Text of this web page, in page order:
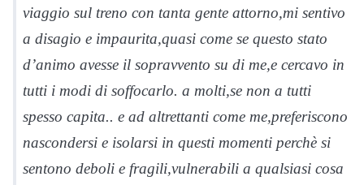
viaggio sul treno con tanta gente attorno,mi sentivo
a disagio e impaurita,quasi come se questo stato
d’animo avesse il sopravvento su di me,e cercavo in
tutti i modi di soffocarlo. a molti,se non a tutti
spesso capita.. e ad altrettanti come me,preferiscono
nascondersi e isolarsi in questi momenti perchè si
sentono deboli e fragili,vulnerabili a qualsiasi cosa